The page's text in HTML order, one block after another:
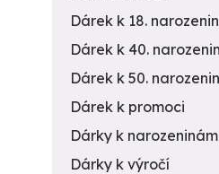
Dárek k 18.
Dárek k 40.
Dárek k 50.
Dárek k promoci
Dárky k narozeninám
Dárky k výročí